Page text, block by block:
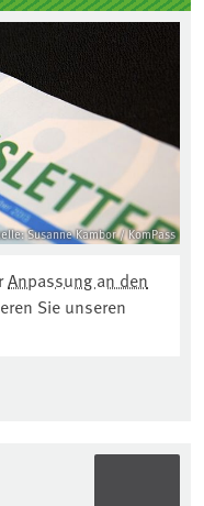
Susanne Kambor / KomPass
Anpassung an den
Sie unseren